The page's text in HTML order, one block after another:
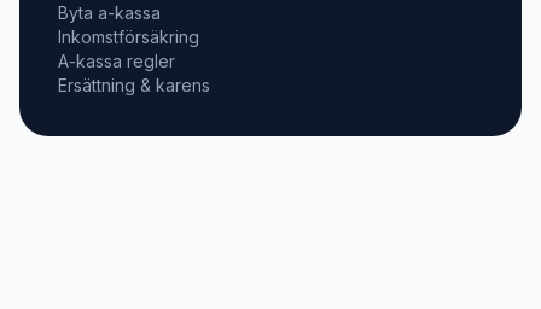
Byta a-kassa
Inkomstförsäkring
A-kassa regler
Ersättning & karens